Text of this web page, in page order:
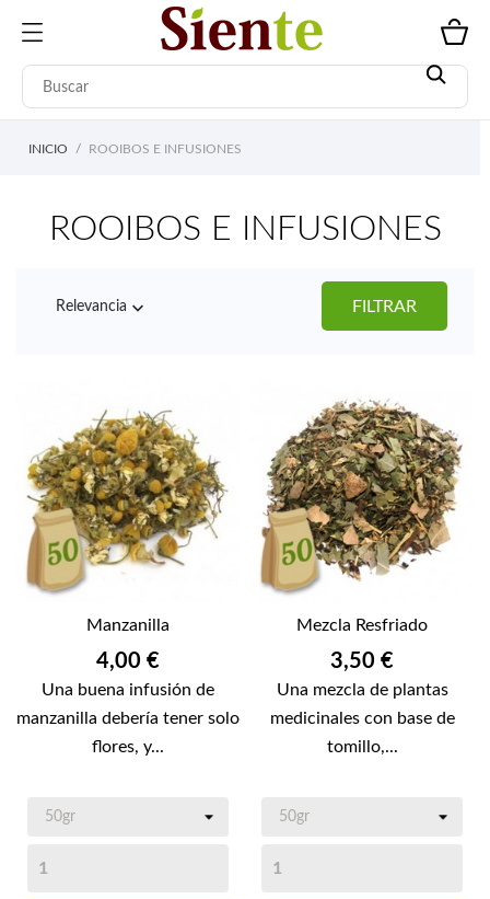
INICIO ROOIBOS E INFUSIONES
ROOIBOS E INFUSIONES
Relevancia  FILTRAR
Manzanilla
Precio
4,00 €
Una buena infusión de
manzanilla debería tener solo
flores, y...
Mezcla Resfriado
Precio
3,50 €
Una mezcla de plantas
medicinales con base de
tomillo,...